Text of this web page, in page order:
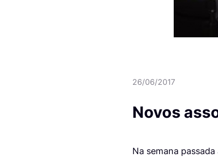
26/06/2017
Novos
Na semana